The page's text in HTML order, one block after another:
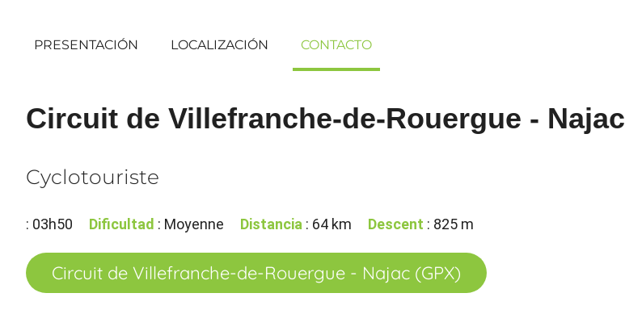
PRESENTACIÓN LOCALIZACIÓN CONTACTO
Circuit de Villefranche-de-Rouergue - Najac
Cyclotouriste
: 03h50 Dificultad : Moyenne Distancia : 64 km Descent : 825 m
Circuit de Villefranche-de-Rouergue - Najac (GPX)